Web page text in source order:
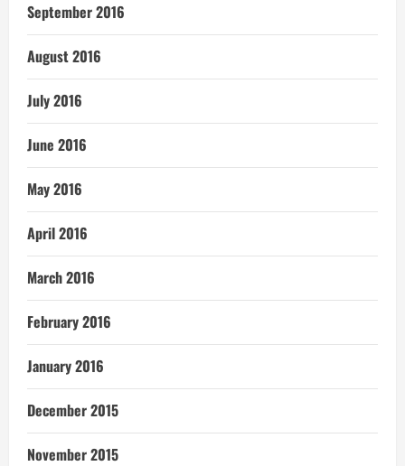
September 2016
August 2016
July 2016
June 2016
May 2016
April 2016
March 2016
February 2016
January 2016
December 2015
November 2015